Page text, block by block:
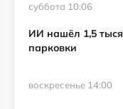
суббота 10:06
ИИ нашёл 1,5
парковки
воскресенье 14:00